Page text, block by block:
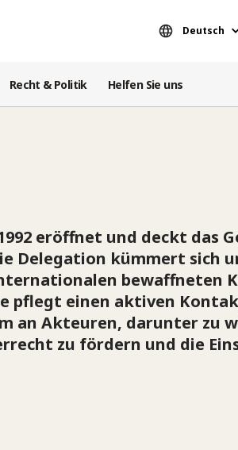
Deutsch
Recht & Politik Helfen Sie uns
eröffnet und deckt das
Delegation kümmert sich
bewaffneten
pflegt einen aktiven
an Akteuren, darunter zu
zu fördern und die